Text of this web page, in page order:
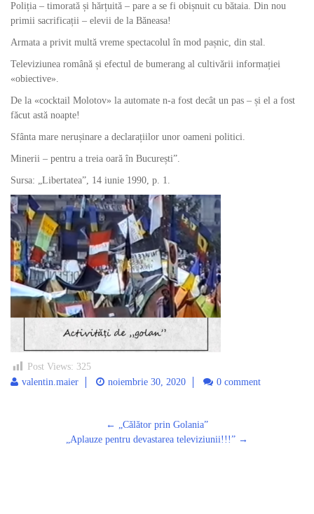
Poliția – timorată și hărțuită – pare a se fi obișnuit cu bătaia. Din nou
primii sacrificații – elevii de la Băneasa!
Armata a privit multă vreme spectacolul în mod pașnic, din stal.
Televiziunea română și efectul de bumerang al cultivării informației
«obiective».
De la «cocktail Molotov» la automate n-a fost decât un pas – și el a fost
făcut astă noapte!
Sfânta mare nerușinare a declarațiilor unor oameni politici.
Minerii – pentru a treia oară în București”.
Sursa: „Libertatea”, 14 iunie 1990, p. 1.
Post Views: 325
valentin.maier
noiembrie 30, 2020 0 comment
navigation
←
„Călător prin Golania”
„Aplauze pentru devastarea televiziunii!!!” →